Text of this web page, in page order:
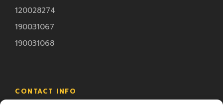
120028274
190031067
190031068
CONTACT INFO